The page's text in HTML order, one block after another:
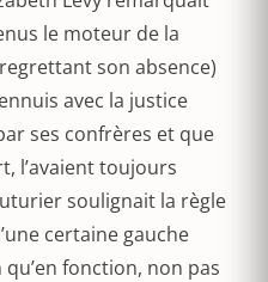
le moteur de la
son absence)
avec la justice
ses confrères et que
l’avaient toujours
soulignait la règle
certaine gauche
fonction, non pas